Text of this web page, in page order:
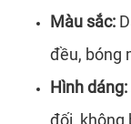
Màu sắc:
đều, bóng
Hình dáng:
đối, không